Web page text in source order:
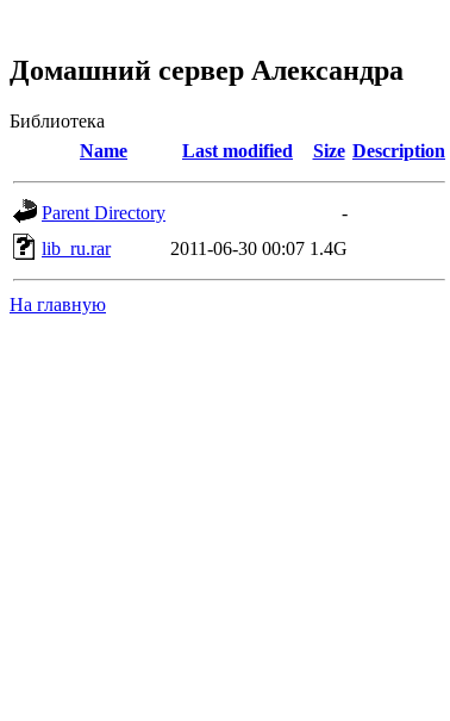
Домашний сервер Александра
Библиотека
Name
Last modified Size Description
Parent Directory
-
lib_ru.rar
2011-06-30 00:07 1.4G
На главную